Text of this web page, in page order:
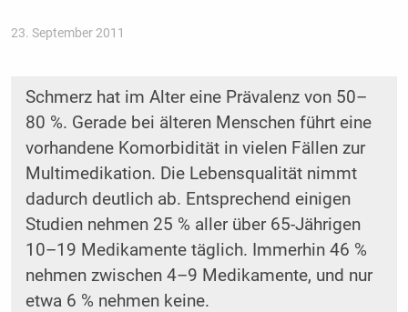
23. September 2011
Schmerz hat im Alter eine Prävalenz von 50–
80 %. Gerade bei älteren Menschen führt eine
vorhandene Komorbidität in vielen Fällen zur
Multimedikation. Die Lebensqualität nimmt
dadurch deutlich ab. Entsprechend einigen
Studien nehmen 25 % aller über 65-Jährigen
10–19 Medikamente täglich. Immerhin 46 %
nehmen zwischen 4–9 Medikamente, und nur
etwa 6 % nehmen keine.